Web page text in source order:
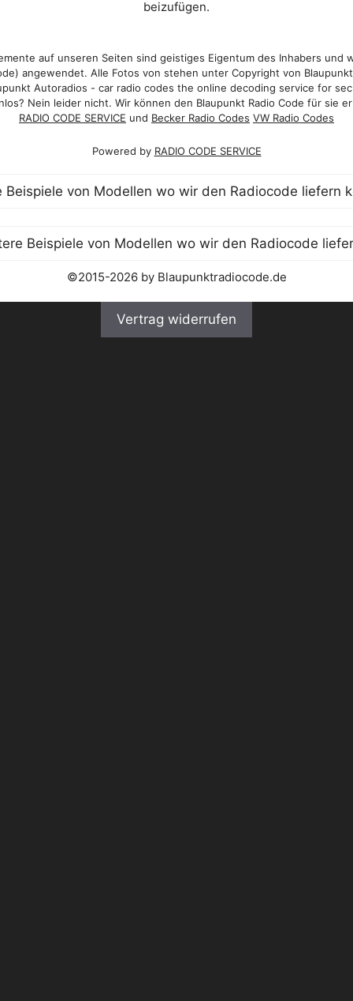
beizufügen.
auf unseren Seiten sind geistiges Eigentum des Inhabers und
angewendet. Alle Fotos von stehen unter Copyright von
Autoradios - car radio codes the online decoding service for
Nein leider nicht. Wir können den Blaupunkt Radio Code für sie
RADIO CODE SERVICE und Becker Radio Codes VW Radio Codes
Powered by RADIO CODE SERVICE
©2015-2026 by Blaupunktradiocode.de
Vertrag widerrufen